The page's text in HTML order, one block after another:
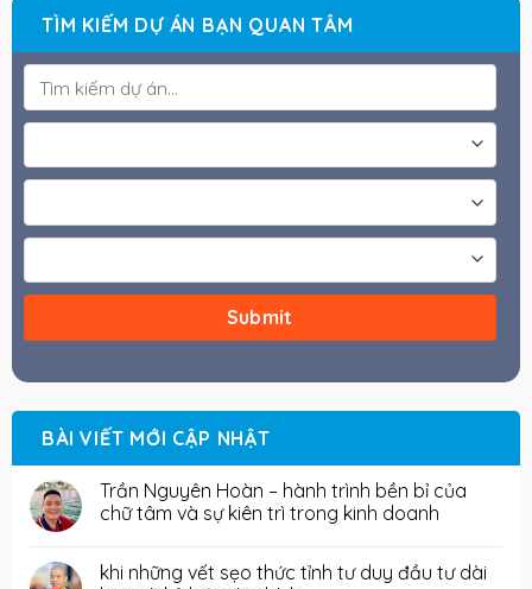
TÌM KIẾM DỰ ÁN BẠN QUAN TÂM
BÀI VIẾT MỚI CẬP NHẬT
Trần Nguyên Hoàn – hành trình bền bỉ của
chữ tâm và sự kiên trì trong kinh doanh
khi những vết sẹo thức tỉnh tư duy đầu tư dài